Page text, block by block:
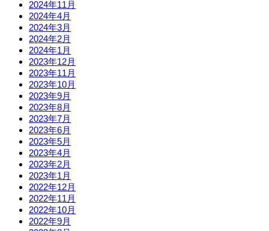
2024年11月
2024年4月
2024年3月
2024年2月
2024年1月
2023年12月
2023年11月
2023年10月
2023年9月
2023年8月
2023年7月
2023年6月
2023年5月
2023年4月
2023年2月
2023年1月
2022年12月
2022年11月
2022年10月
2022年9月